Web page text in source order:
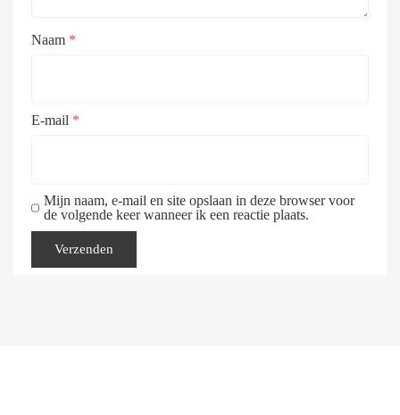
Naam *
E-mail *
Mijn naam, e-mail en site opslaan in deze browser voor
de volgende keer wanneer ik een reactie plaats.